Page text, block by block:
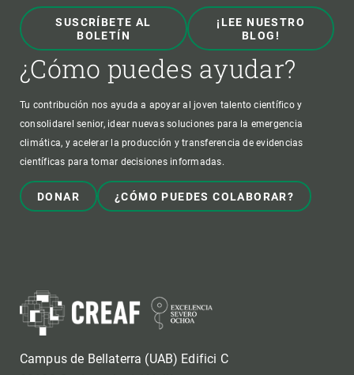
SUSCRÍBETE AL
BOLETÍN
¡LEE NUESTRO
BLOG!
¿Cómo puedes ayudar?
Tu contribución nos ayuda a apoyar al joven talento científico y
consolidarel senior, idear nuevas soluciones para la emergencia
climática, y acelerar la producción y transferencia de evidencias
científicas para tomar decisiones informadas.
DONAR ¿CÓMO PUEDES COLABORAR?
Campus de Bellaterra (UAB) Edifici C